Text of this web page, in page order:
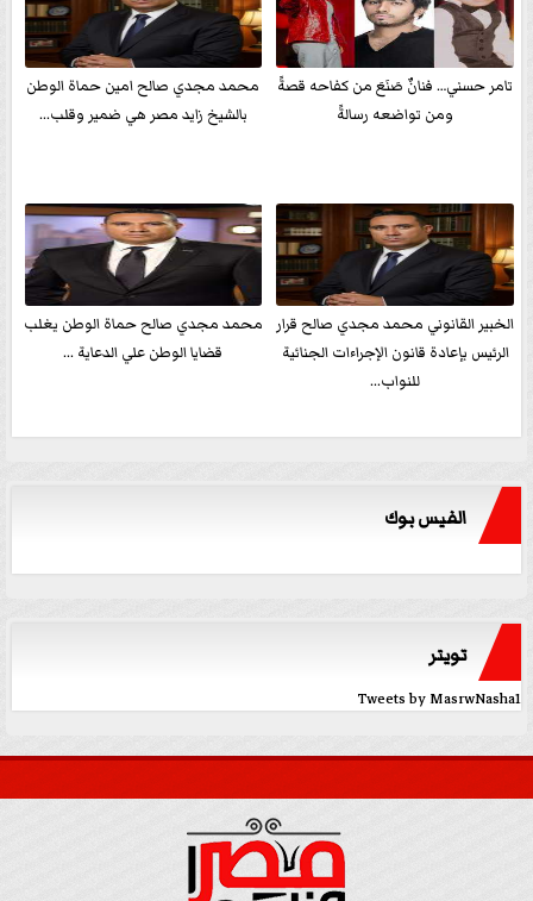
تامر حسني… فنانٌ صَنَعَ من كفاحه قصةً
ومن تواضعه رسالةً
محمد مجدي صالح امين حماة الوطن
بالشيخ زايد مصر هي ضمير وقلب...
الخبير القانوني محمد مجدي صالح قرار
الرئيس بإعادة قانون الإجراءات الجنائية
للنواب...
محمد مجدي صالح حماة الوطن يغلب
قضايا الوطن علي الدعاية ...
الفيس بوك
تويتر
Tweets by MasrwNasha1